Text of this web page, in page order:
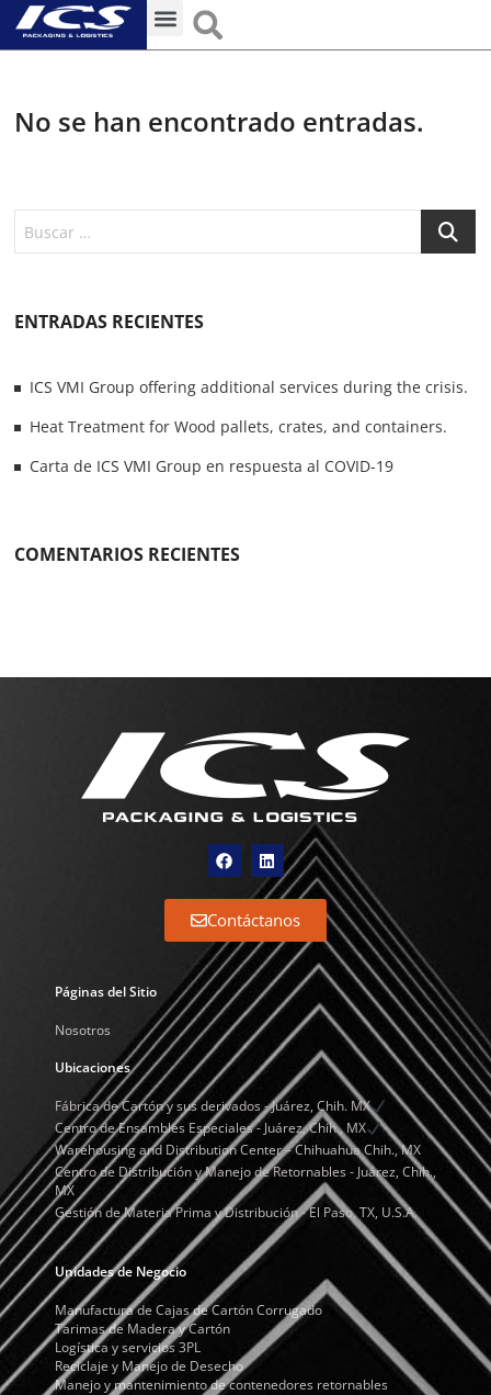
No se han encontrado entradas.
ENTRADAS RECIENTES
ICS VMI Group offering additional services during the crisis.
Heat Treatment for Wood pallets, crates, and containers.
Carta de ICS VMI Group en respuesta al COVID-19
COMENTARIOS RECIENTES
Contáctanos
Páginas del Sitio
Nosotros
Ubicaciones
Fábrica de Cartón y sus derivados - Juárez, Chih. MX
Centro de Ensambles Especiales - Juárez, Chih., MX
Warehousing and Distribution Center – Chihuahua Chih., MX
Centro de Distribución y Manejo de Retornables - Juárez, Chih.,
MX
Gestión de Materia Prima y Distribución - El Paso, TX, U.S.A.
Unidades de Negocio
Manufactura de Cajas de Cartón Corrugado
Tarimas de Madera y Cartón
Logística y servicios 3PL
Reciclaje y Manejo de Desecho
Manejo y mantenimiento de contenedores retornables